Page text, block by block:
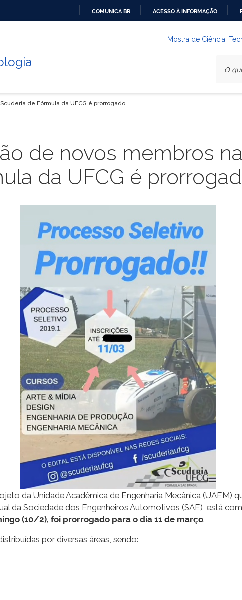
COMUNICA BR ACESSO À INFORMAÇÃO
Mostra de Ciência,
de Fórmula da UFCG é prorrogado
de novos membros
da UFCG é
da Unidade Acadêmica de Engenharia Mecânica (UAEM)
da Sociedade dos Engenheiros Automotivos (SAE), está
(10/2), foi prorrogado para o dia 11 de março.
por diversas áreas, sendo: